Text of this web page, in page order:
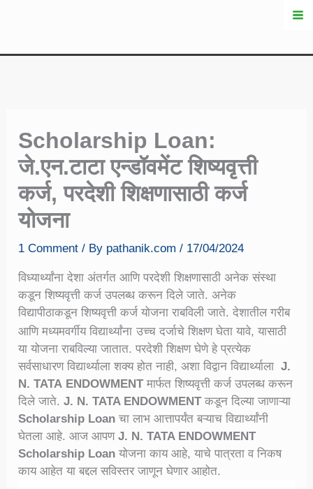
Scholarship Loan:
जे.एन.टाटा एन्डॉवमेंट शिष्यवृत्ती
कर्ज, परदेशी शिक्षणासाठी कर्ज
योजना
1 Comment / By pathanik.com/ 17/04/2024
विध्यार्थ्यांना देशा अंतर्गत आणि परदेशी शिक्षणासाठी अनेक संस्था
कडून शिष्यवृत्ती कर्ज उपलब्ध करून दिले जाते. अनेक
विद्यापीठाकडून शिष्यवृत्ती कर्ज योजना राबविली जाते. देशातील गरीब
आणि मध्यमवर्गीय विद्यार्थ्यांना उच्च दर्जाचे शिक्षण घेता यावे, यासाठी
या योजना राबविल्या जातात. परदेशी शिक्षण घेणे हे प्रत्येक
सर्वसाधारण विद्यार्थ्याला शक्य होत नाही, अशा विद्वान विद्यार्थ्यालाJ.
N. TATA ENDOWMENTमार्फत शिष्यवृत्ती कर्ज उपलब्ध करून
दिले जाते.J. N. TATA ENDOWMENTकडून दिल्या जाणाऱ्या
Scholarship Loan चा लाभ आत्तापर्यंत बऱ्याच विद्यार्थ्यांनी
घेतला आहे. आज आपणJ. N. TATA ENDOWMENT
Scholarship Loan योजना काय आहे, याचे पात्रता व निकष
काय आहेत या बद्दल सविस्तर जाणून घेणार आहोत.